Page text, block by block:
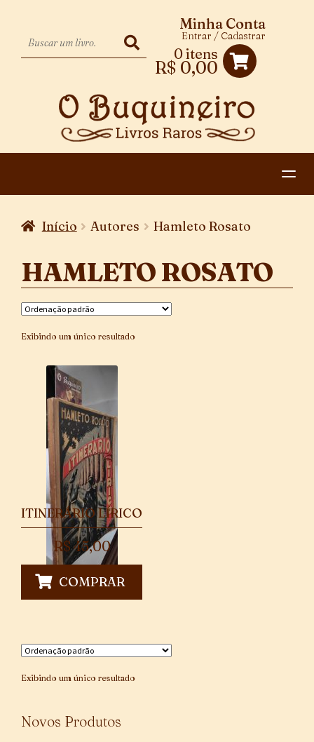
0 itens
R$ 0,00
Minha Conta
Entrar / Cadastrar
DESCENDENTE
PAGAMENTO E ENTREGA
Início Autores Hamleto Rosato
HAMLETO ROSATO
Exibindo um único resultado
ITINERÁRIO LÍRICO
R$45,00
COMPRAR
Exibindo um único resultado
Novos Produtos